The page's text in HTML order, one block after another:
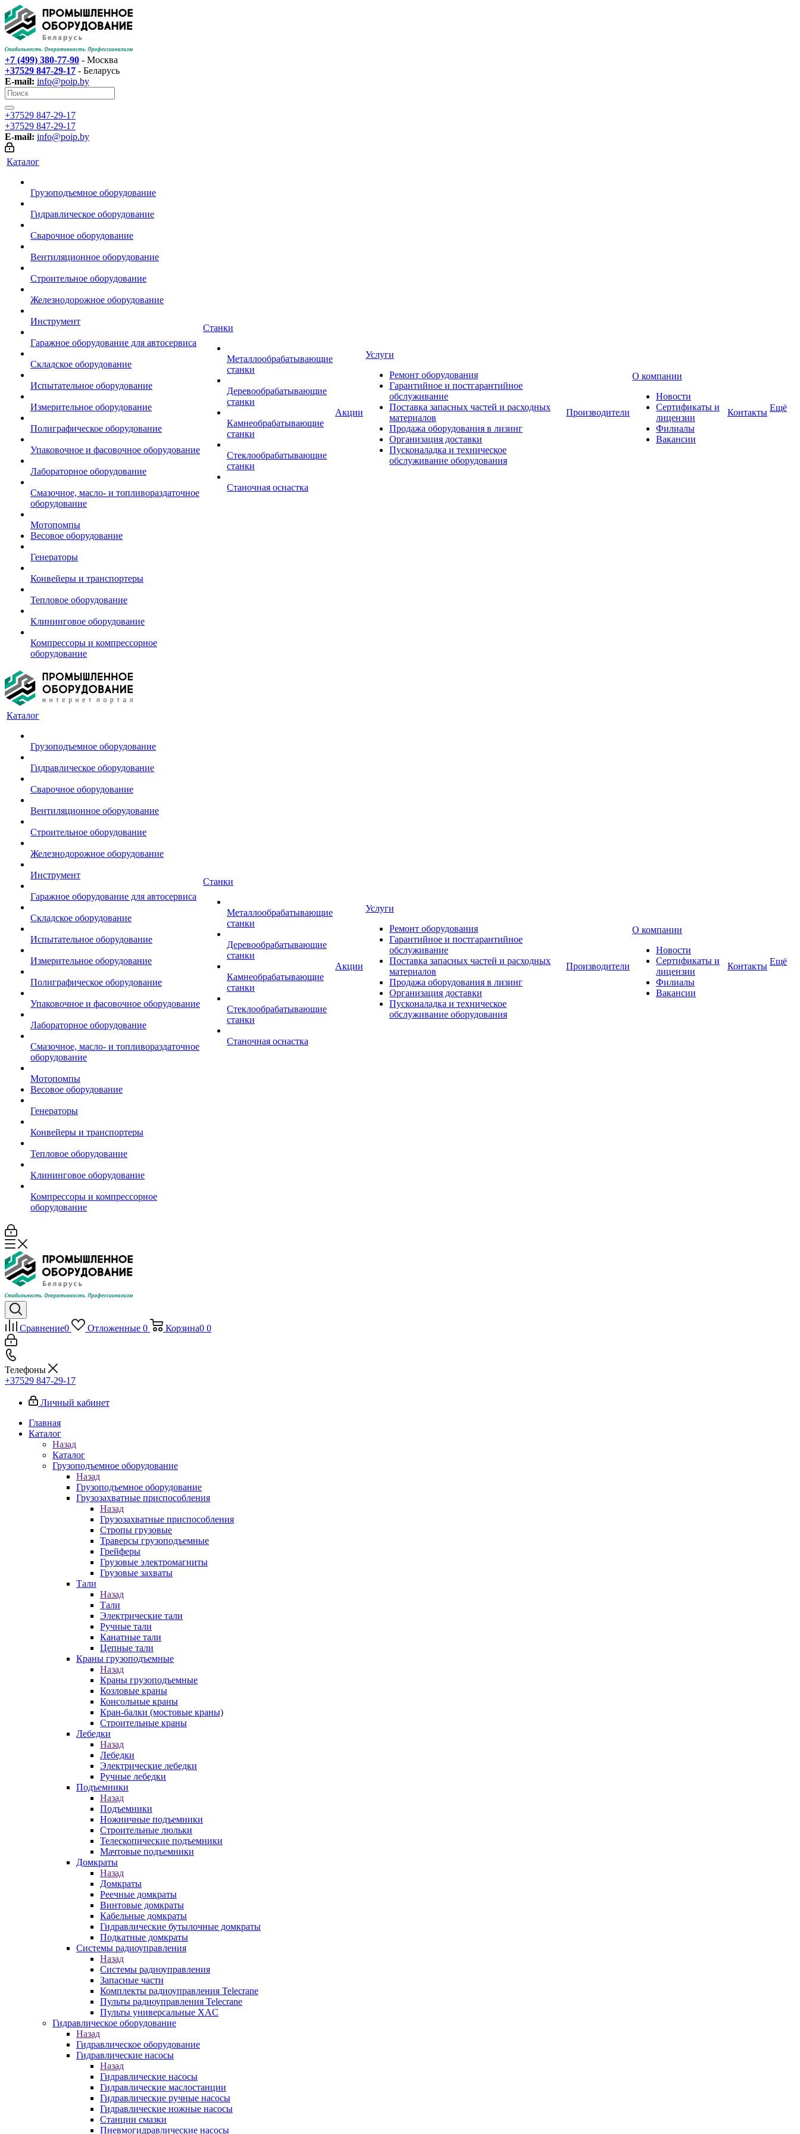
+7 (499) 380-77-90 - Москва
+37529 847-29-17‬ - Беларусь
E-mail: info@poip.by
+37529 847-29-17‬
+37529 847-29-17‬
E-mail: info@poip.by
Каталог
Грузоподъемное оборудование
Гидравлическое оборудование
Сварочное оборудование
Вентиляционное оборудование
Строительное оборудование
Железнодорожное оборудование
Инструмент
Гаражное оборудование для автосервиса
Складское оборудование
Испытательное оборудование
Измерительное оборудование
Полиграфическое оборудование
Упаковочное и фасовочное оборудование
Лабораторное оборудование
Смазочное, масло- и топливораздаточное
оборудование
Мотопомпы
Весовое оборудование
Генераторы
Конвейеры и транспортеры
Тепловое оборудование
Клининговое оборудование
Компрессоры и компрессорное
оборудование
Станки
Металлообрабатывающие
станки
Деревообрабатывающие
станки
Камнеобрабатывающие
станки
Стеклообрабатывающие
станки
Станочная оснастка
Акции
Услуги
Ремонт оборудования
Гарантийное и постгарантийное
обслуживание
Поставка запасных частей и расходных
материалов
Продажа оборудования в лизинг
Организация доставки
Пусконаладка и техническое
обслуживание оборудования
Производители
О компании
Новости
Сертификаты и
лицензии
Филиалы
Вакансии
Контакты Ещё
Каталог
Грузоподъемное оборудование
Гидравлическое оборудование
Сварочное оборудование
Вентиляционное оборудование
Строительное оборудование
Железнодорожное оборудование
Инструмент
Гаражное оборудование для автосервиса
Складское оборудование
Испытательное оборудование
Измерительное оборудование
Полиграфическое оборудование
Упаковочное и фасовочное оборудование
Лабораторное оборудование
Смазочное, масло- и топливораздаточное
оборудование
Мотопомпы
Весовое оборудование
Генераторы
Конвейеры и транспортеры
Тепловое оборудование
Клининговое оборудование
Компрессоры и компрессорное
оборудование
Станки
Металлообрабатывающие
станки
Деревообрабатывающие
станки
Камнеобрабатывающие
станки
Стеклообрабатывающие
станки
Станочная оснастка
Акции
Услуги
Ремонт оборудования
Гарантийное и постгарантийное
обслуживание
Поставка запасных частей и расходных
материалов
Продажа оборудования в лизинг
Организация доставки
Пусконаладка и техническое
обслуживание оборудования
Производители
О компании
Новости
Сертификаты и
лицензии
Филиалы
Вакансии
Контакты Ещё
Сравнение0 Отложенные 0 Корзина0 0
Телефоны
+37529 847-29-17‬
Личный кабинет
Главная
Каталог
Назад
Каталог
Грузоподъемное оборудование
Назад
Грузоподъемное оборудование
Грузозахватные приспособления
Назад
Грузозахватные приспособления
Стропы грузовые
Траверсы грузоподъемные
Грейферы
Грузовые электромагниты
Грузовые захваты
Тали
Назад
Тали
Электрические тали
Ручные тали
Канатные тали
Цепные тали
Краны грузоподъемные
Назад
Краны грузоподъемные
Козловые краны
Консольные краны
Кран-балки (мостовые краны)
Строительные краны
Лебедки
Назад
Лебедки
Электрические лебедки
Ручные лебедки
Подъемники
Назад
Подъемники
Ножничные подъемники
Строительные люльки
Телескопические подъемники
Мачтовые подъемники
Домкраты
Назад
Домкраты
Реечные домкраты
Винтовые домкраты
Кабельные домкраты
Гидравлические бутылочные домкраты
Подкатные домкраты
Системы радиоуправления
Назад
Системы радиоуправления
Запасные части
Комплекты радиоуправления Telecrane
Пульты радиоуправления Telecrane
Пульты универсальные XAC
Гидравлическое оборудование
Назад
Гидравлическое оборудование
Гидравлические насосы
Назад
Гидравлические насосы
Гидравлические маслостанции
Гидравлические ручные насосы
Гидравлические ножные насосы
Станции смазки
Пневмогидравлические насосы